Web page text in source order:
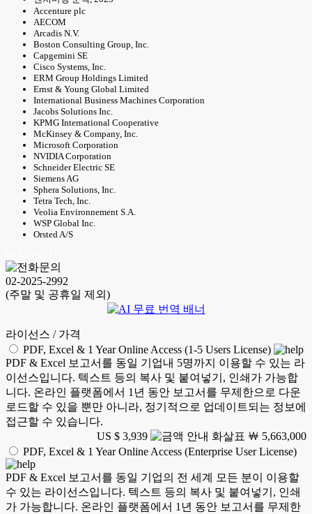
Accenture plc
AECOM
Arcadis N.V.
Boston Consulting Group, Inc.
Capgemini SE
Cisco Systems, Inc.
ERM Group Holdings Limited
Ernst & Young Global Limited
International Business Machines Corporation
Jacobs Solutions Inc.
KPMG International Cooperative
McKinsey & Company, Inc.
Microsoft Corporation
NVIDIA Corporation
Schneider Electric SE
Siemens AG
Sphera Solutions, Inc.
Tetra Tech, Inc.
Veolia Environnement S.A.
WSP Global Inc.
Orsted A/S
02-2025-2992
(주말 및 공휴일 제외)
라이선스 / 가격
PDF, Excel & 1 Year Online Access (1-5 Users License)
PDF & Excel 보고서를 동일 기업내 5명까지 이용할 수 있는 라
이선스입니다. 텍스트 등의 복사 및 붙여넣기, 인쇄가 가능합
니다. 온라인 플랫폼에서 1년 동안 보고서를 무제한으로 다운
로드할 수 있을 뿐만 아니라, 정기적으로 업데이트되는 정보에
접근할 수 있습니다.
US $ 3,939
￦ 5,663,000
PDF, Excel & 1 Year Online Access (Enterprise User License)
PDF & Excel 보고서를 동일 기업의 전 세계 모든 분이 이용할
수 있는 라이선스입니다. 텍스트 등의 복사 및 붙여넣기, 인쇄
가 가능합니다. 온라인 플랫폼에서 1년 동안 보고서를 무제한